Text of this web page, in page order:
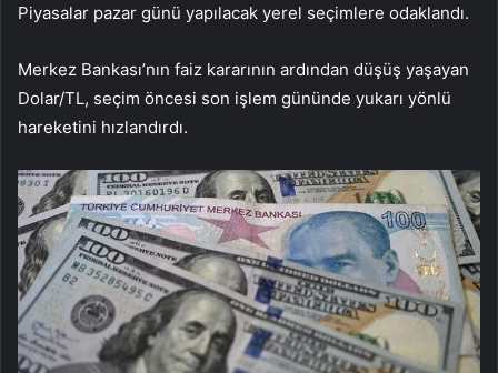
Piyasalar pazar günü yapılacak yerel seçimlere odaklandı.
Merkez Bankası’nın faiz kararının ardından düşüş yaşayan
Dolar/TL, seçim öncesi son işlem gününde yukarı yönlü
hareketini hızlandırdı.